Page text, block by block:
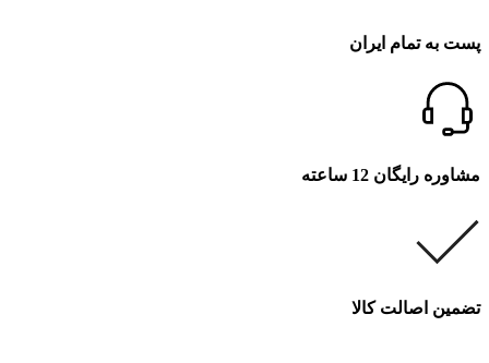
پست به تمام ایران
مشاوره رایگان 12 ساعته
تضمین اصالت کالا